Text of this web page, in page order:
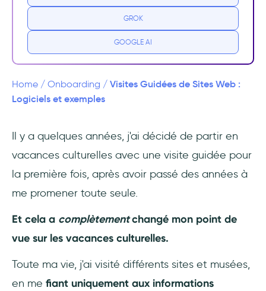
donne 💡
1- Concevoir le flux 🎨
2- Choisir une méthode de
développement
3- Créer (et répéter)
Les meilleurs logiciels de visites guidées de
Logiciel de visite guidée de sites Web sans
GROK
GOOGLE AI
Home / Onboarding / Visites Guidées de Sites Web :
Logiciels et exemples
Il y a quelques années, j'ai décidé de partir en
vacances culturelles avec une visite guidée pour
la première fois, après avoir passé des années à
me promener toute seule.
Et cela a complètementchangé mon point de
vue sur les vacances culturelles.
Toute ma vie, j'ai visité différents sites et musées,
en me fiant uniquement aux informations